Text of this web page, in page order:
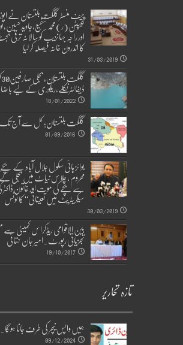
چیف منسٹر گلگت بلتستان نے
کیپٹن(ر)محمد شفیع،جاوید
اور راجہ جہانزیب کو سالانہ
کا اندرون خانہ فیصلہ کر لیا
31/03/2019
ڈیفالٹر نکلے,ریکوری کے لیے
18/01/2022
گلگت بلتستان؛ کل سے آج تک
01/09/2016
بوائز ہائی سکول جلال آباد
محروم ، چلاس نیاٹ میں بجلی
سے بچے کی موت اور خاتون ڈاکٹر
سیکریٹریٹ میں تعیناتی‘‘ کا نوٹس
30/03/2019
بین الاقوامی ریڈکراس کمیٹی
تجزیاتی رپورٹ۔امیر جان حقانی
19/10/2017
تازہ تحاریر
ہمیں واپس نیچر کی طرف جانا
09/12/2024